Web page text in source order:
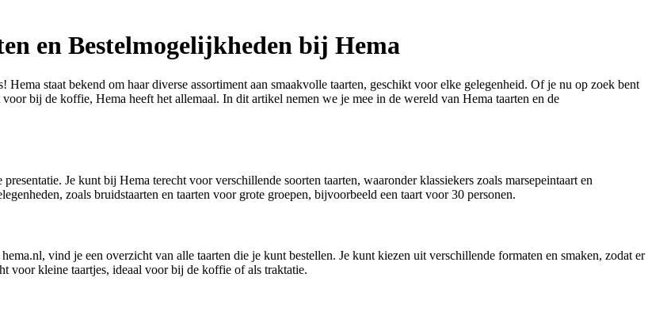
en Bestelmogelijkheden bij Hema
staat bekend om haar diverse assortiment aan smaakvolle taarten, geschikt voor elke gelegenheid. Of je nu op zoek bent
bij de koffie, Hema heeft het allemaal. In dit artikel nemen we je mee in de wereld van Hema taarten en de
Je kunt bij Hema terecht voor verschillende soorten taarten, waaronder klassiekers zoals marsepeintaart en
zoals bruidstaarten en taarten voor grote groepen, bijvoorbeeld een taart voor 30 personen.
vind je een overzicht van alle taarten die je kunt bestellen. Je kunt kiezen uit verschillende formaten en smaken, zodat er
voor kleine taartjes, ideaal voor bij de koffie of als traktatie.